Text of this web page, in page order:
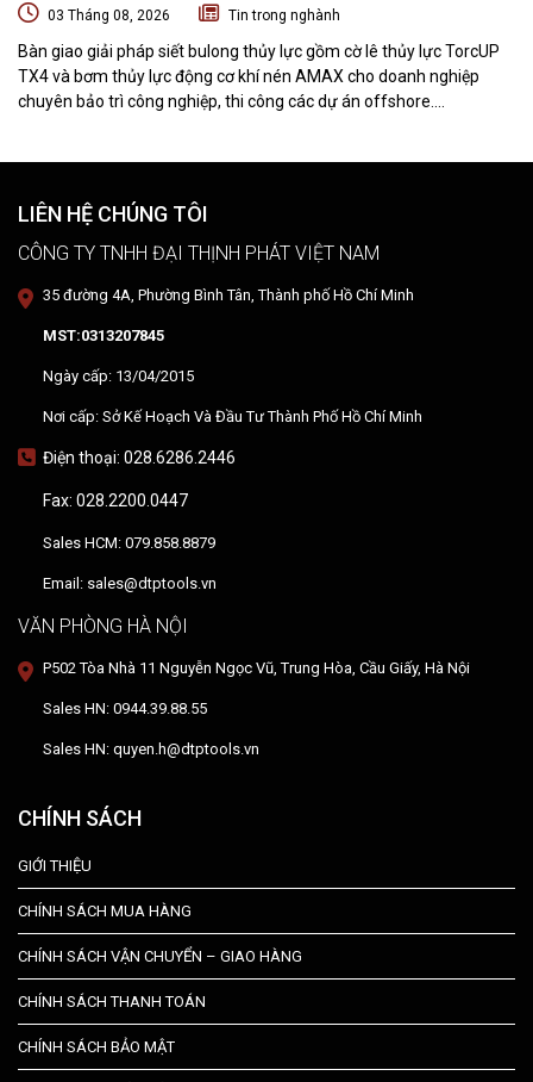
03 Tháng 08, 2026 Tin trong nghành
Bàn giao giải pháp siết bulong thủy lực gồm cờ lê thủy lực TorcUP
TX4 và bơm thủy lực động cơ khí nén AMAX cho doanh nghiệp
chuyên bảo trì công nghiệp, thi công các dự án offshore.
LIÊN HỆ CHÚNG TÔI
CÔNG TY TNHH ĐẠI THỊNH PHÁT VIỆT NAM
35 đường 4A, Phường Bình Tân, Thành phố Hồ Chí Minh
MST:0313207845
Ngày cấp: 13/04/2015
Nơi cấp: Sở Kế Hoạch Và Đầu Tư Thành Phố Hồ Chí Minh
Điện thoại: 028.6286.2446
Fax: 028.2200.0447
Sales HCM: 079.858.8879
Email: sales@dtptools.vn
VĂN PHÒNG HÀ NỘI
P502 Tòa Nhà 11 Nguyễn Ngọc Vũ, Trung Hòa, Cầu Giấy, Hà Nội
Sales HN: 0944.39.88.55
Sales HN: quyen.h@dtptools.vn
CHÍNH SÁCH
GIỚI THIỆU
CHÍNH SÁCH MUA HÀNG
CHÍNH SÁCH VẬN CHUYỂN – GIAO HÀNG
CHÍNH SÁCH THANH TOÁN
CHÍNH SÁCH BẢO MẬT